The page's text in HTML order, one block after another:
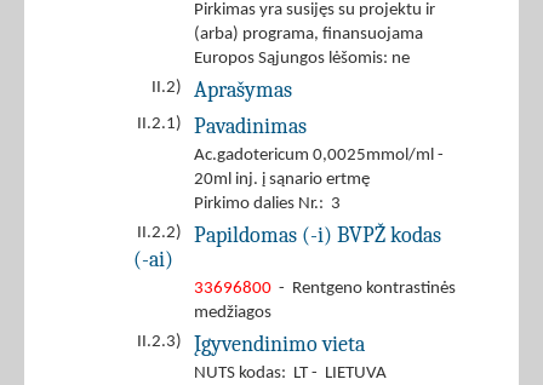
Pirkimas yra susijęs su projektu ir
(arba) programa, finansuojama
Europos Sąjungos lėšomis: ne
II.2)
Aprašymas
II.2.1) Pavadinimas
Ac.gadotericum 0,0025mmol/ml -
20ml inj. į sąnario ertmę
Pirkimo dalies Nr.: 3
II.2.2)
Papildomas (-i) BVPŽ kodas
(-ai)
33696800 - Rentgeno kontrastinės
medžiagos
II.2.3)
Įgyvendinimo vieta
NUTS kodas: LT - LIETUVA